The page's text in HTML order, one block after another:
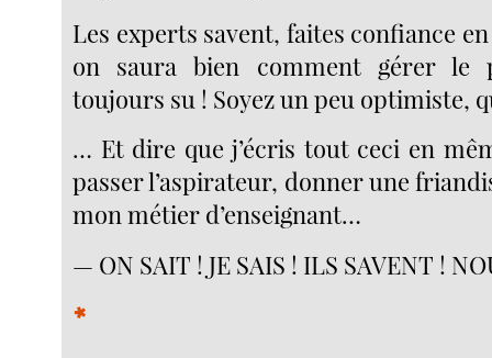
Les experts savent, faites confiance
on saura bien comment gérer le
toujours su ! Soyez un peu optimiste,
… Et dire que j’écris tout ceci en
passer l’aspirateur, donner une
mon métier d’enseignant…
— ON SAIT ! JE SAIS ! ILS SAVENT !
*